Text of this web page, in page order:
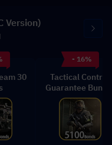
Version)
30
- 16%
Tactical Control
Guarantee